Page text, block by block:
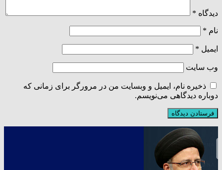
دیدگاه *
نام *
ایمیل *
وب‌ سایت
ذخیره نام، ایمیل و وبسایت من در مرورگر برای زمانی که
دوباره دیدگاهی می‌نویسم.